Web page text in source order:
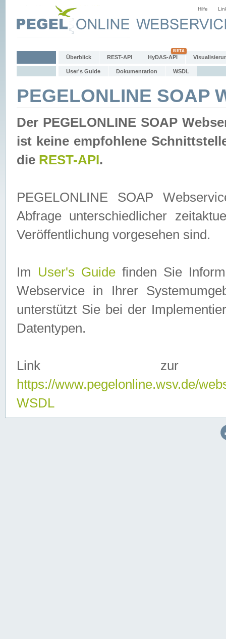
Hilfe
Überblick REST-API HyDAS-API
User's Guide Dokumentation WSDL
PEGELONLINE SOAP
Der PEGELONLINE SOAP
ist keine empfohlene
die REST-API.
PEGELONLINE SOAP
Abfrage unterschiedlicher
Veröffentlichung vorgesehen sind.
Im User's Guidefinden Sie
Webservice in Ihrer
unterstützt Sie bei der
Datentypen.
Link zur
https://www.pegelonline.wsv.de/
WSDL